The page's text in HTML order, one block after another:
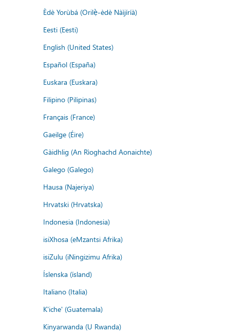
Èdè Yorùbá (Orilẹ̀-èdè Nàìjíríà)
Eesti (Eesti)
English (United States)
Español (España)
Euskara (Euskara)
Filipino (Pilipinas)
Français (France)
Gaeilge (Éire)
Gàidhlig (An Rìoghachd Aonaichte)
Galego (Galego)
Hausa (Najeriya)
Hrvatski (Hrvatska)
Indonesia (Indonesia)
isiXhosa (eMzantsi Afrika)
isiZulu (iNingizimu Afrika)
Íslenska (ísland)
Italiano (Italia)
K'iche' (Guatemala)
Kinyarwanda (U Rwanda)